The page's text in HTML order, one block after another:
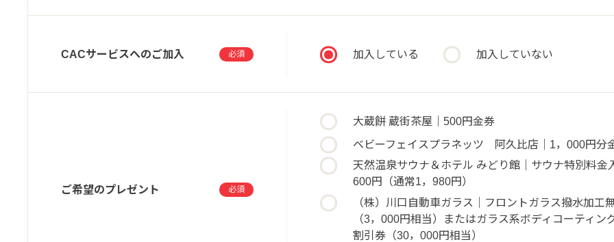
CACサービスへのご加入 必須 加入している 加入していない
ご希望のプレゼント 必須
大蔵餅 蔵街茶屋｜500円金券
ベビーフェイスプラネッツ 阿久比店｜1，000円分
天然温泉サウナ＆ホテル みどり館｜サウナ特別料金
600円（通常1，980円）
（株）川口自動車ガラス｜フロントガラス撥水加工
（3，000円相当）またはガラス系ボディコーティン
割引券（30，000円相当）